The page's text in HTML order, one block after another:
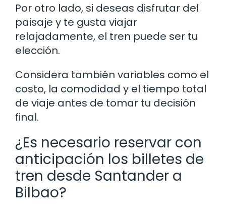
Por otro lado, si deseas disfrutar del
paisaje y te gusta viajar
relajadamente, el tren puede ser tu
elección.
Considera también variables como el
costo, la comodidad y el tiempo total
de viaje antes de tomar tu decisión
final.
¿Es necesario reservar con
anticipación los billetes de
tren desde Santander a
Bilbao?